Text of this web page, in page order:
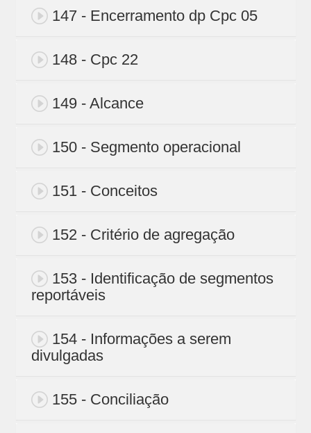
147 - Encerramento dp Cpc 05
148 - Cpc 22
149 - Alcance
150 - Segmento operacional
151 - Conceitos
152 - Critério de agregação
153 - Identificação de segmentos
reportáveis
154 - Informações a serem
divulgadas
155 - Conciliação